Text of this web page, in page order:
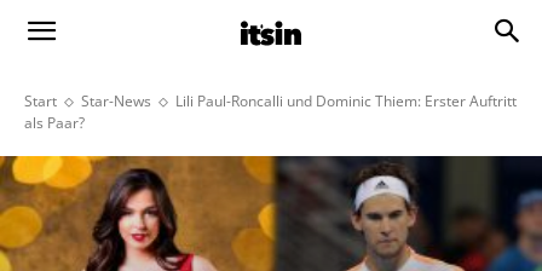
Start Star-News
Lili Paul-Roncalli und Dominic Thiem: Erster Auftritt
als Paar?